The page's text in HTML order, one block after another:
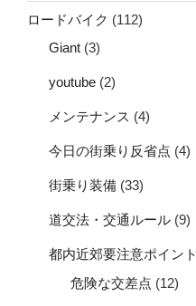
ロードバイク (112)
Giant (3)
youtube (2)
メンテナンス (4)
今日の街乗り反省点 (4)
街乗り装備 (33)
道交法・交通ルール (9)
都内近郊要注意ポイント
危険な交差点 (12)